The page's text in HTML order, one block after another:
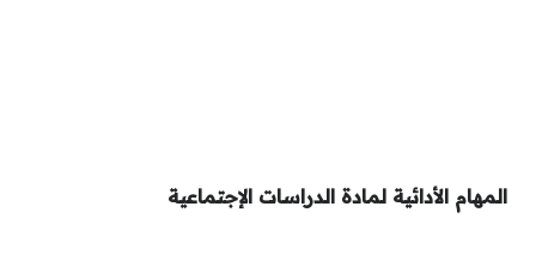
المهام الأدائية لمادة الدراسات الإجتماعية